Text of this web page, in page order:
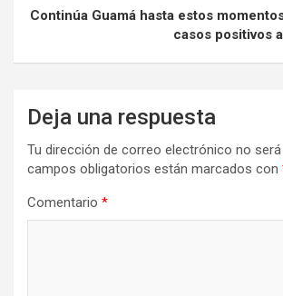
Continúa Guamá hasta estos
casos positivos
Deja una respuesta
Tu dirección de correo electrónico no será
campos obligatorios están marcados con
Comentario *